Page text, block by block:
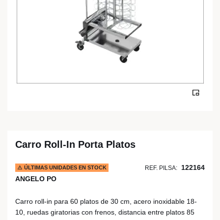
Carro Roll-In Porta Platos
ÚLTIMAS UNIDADES EN STOCK REF. PILSA:
122164
ANGELO PO
Carro roll-in para 60 platos de 30 cm, acero inoxidable 18-
10, ruedas giratorias con frenos, distancia entre platos 85